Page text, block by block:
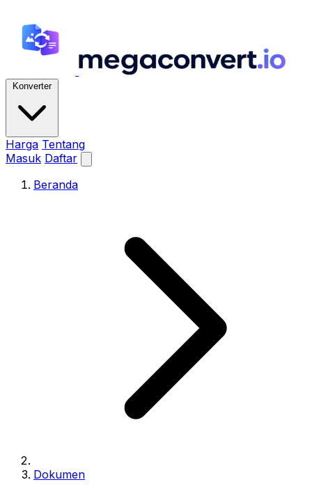
Konverter
Harga Tentang
Masuk Daftar
Beranda
Dokumen